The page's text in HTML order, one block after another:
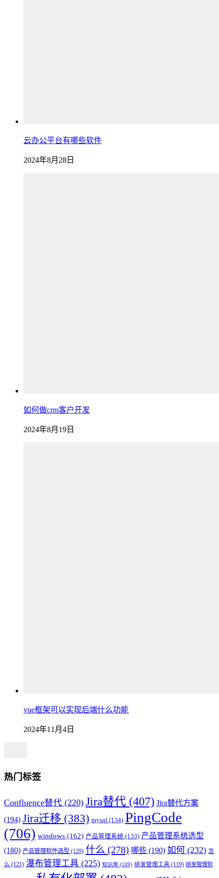
云办公平台有哪些软件
2024年8月28日
如何做crm客户开发
2024年8月19日
vue框架可以实现后端什么功能
2024年11月4日
热门标签
Confluence替代 (220) Jira替代 (407) Jira替代方案
(194) Jira迁移 (383) mysql (134) PingCode
(706) windows (162) 产品管理系统 (133) 产品管理系统选型
(180) 产品管理软件选型 (129) 什么 (278) 哪些 (190) 如何 (232) 怎
么 (121) 瀑布管理工具 (225) 知识库 (109) 研发管理工具 (119) 研发管理软